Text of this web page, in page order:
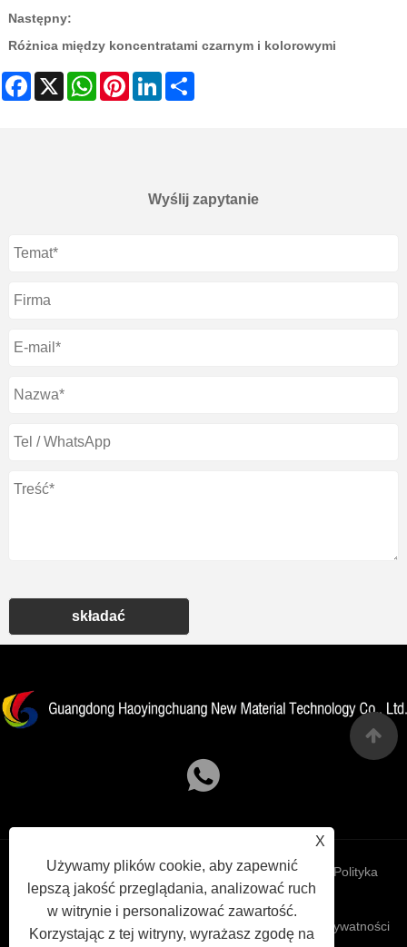
Następny:
Różnica między koncentratami czarnym i kolorowymi
Facebook
X WhatsAppPinterestLinkedIn
Wyślij zapytanie
składać
X
Używamy plików cookie, aby zapewnić
lepszą jakość przeglądania, analizować ruch
w witrynie i personalizować zawartość.
Korzystając z tej witryny, wyrażasz zgodę na
Links Sitemap RSS XML Polityka
prywatności